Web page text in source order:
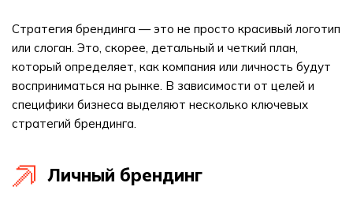
Стратегия брендинга — это не просто красивый логотип
или слоган. Это, скорее, детальный и четкий план,
который определяет, как компания или личность будут
восприниматься на рынке. В зависимости от целей и
специфики бизнеса выделяют несколько ключевых
стратегий брендинга.
Личный брендинг